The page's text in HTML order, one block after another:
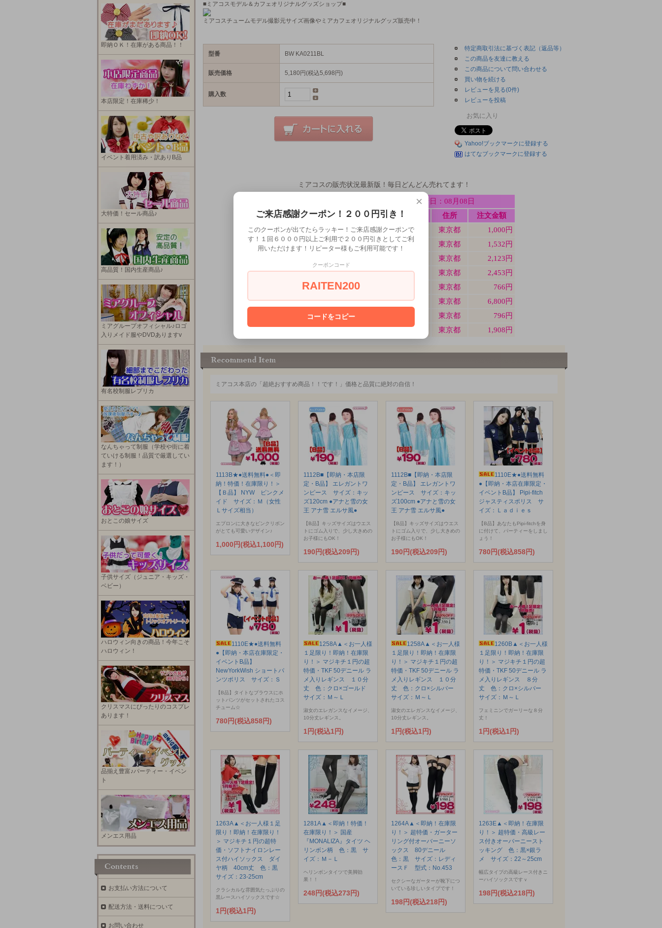
■ミアコスモデル＆カフェオリジナルグッズショップ■
ミアコスチュームモデル撮影元サイズ画像やミアカフェオリジナルグッズ販売中！
型番 BW KA0211BL
販売価格 5,180円(税込5,698円)
購入数
特定商取引法に基づく表記（返品等）
この商品を友達に教える
この商品について問い合わせる
買い物を続ける
レビューを見る(0件)
レビューを投稿
お気に入り
Yahoo!ブックマークに登録する
はてなブックマークに登録する
ミアコスの販売状況最新版！毎日どんどん売れてます！
ミアコス本店の「超絶おすすめ商品！！です！」価格と品質に絶対の自信！
1113B★●送料無料●＜即
納！特価！在庫限り！＞
【Ｂ品】 NYW ピンクメ
イド サイズ：Ｍ（女性
Ｌサイズ相当）
エプロンに大きなピンクリボン
がとても可愛いデザイン♪
1,000円(税込1,100円)
1112B■【即納・本店限
定・B品】 エレガントワ
ンピース サイズ：キッ
ズ120cm ●アナと雪の女
王 アナ雪 エルサ風●
【B品】キッズサイズはウエス
トにゴム入りで、少し大きめの
お子様にもOK！
190円(税込209円)
1112B■【即納・本店限
定・B品】 エレガントワ
ンピース サイズ：キッ
ズ100cm ●アナと雪の女
王 アナ雪 エルサ風●
【B品】キッズサイズはウエス
トにゴム入りで、少し大きめの
お子様にもOK！
190円(税込209円)
1110E★●送料無料
●【即納・本店在庫限定・
イベントB品】 Pipi-fitch
ジャスティスポリス サ
イズ：Ｌａｄｉｅｓ
【B品】あなたもPipi-fitchを身
に付けて、パーティーをしまし
ょう！
780円(税込858円)
1110E★●送料無料
●【即納・本店在庫限定・
イベントB品】
NewYorkWish ショートパ
ンツポリス サイズ：Ｓ
【B品】タイトなブラウスにホ
ットパンツがセットされたコス
チューム☆
780円(税込858円)
1258A▲＜お一人様
１足限り！即納！在庫限
り！＞ マジキチ１円の超
特価・TKF 50デニール ラ
メ入りレギンス １０分
丈 色：クロ×ゴールド
サイズ：Ｍ～Ｌ
淑女のエレガンスなイメージ、
10分丈レギンス。
1円(税込1円)
1258A▲＜お一人様
１足限り！即納！在庫限
り！＞ マジキチ１円の超
特価・TKF 50デニール ラ
メ入りレギンス １０分
丈 色：クロ×シルバー
サイズ：Ｍ～Ｌ
淑女のエレガンスなイメージ、
10分丈レギンス。
1円(税込1円)
1260B▲＜お一人様
１足限り！即納！在庫限
り！＞ マジキチ１円の超
特価・TKF 50デニール ラ
メ入りレギンス ８分
丈 色：クロ×シルバー
サイズ：Ｍ～Ｌ
フェミニンでガーリーな８分
丈！
1円(税込1円)
1263A▲＜お一人様１足
限り！即納！在庫限り！
＞ マジキチ１円の超特
価・ソフトナイロンレー
ス付ハイソックス ダイ
ヤ柄 40cm丈 色：黒
サイズ：23-25cm
クラシカルな雰囲気たっぷりの
黒レースハイソックスです☆
1円(税込1円)
1281A▲＜即納！特価！
在庫限り！＞ 国産
『MONALIZA』タイツ ヘ
リンボン柄 色：黒 サ
イズ：Ｍ－Ｌ
ヘリンボンタイツで美脚効
果！！
248円(税込273円)
1264A▲＜即納！在庫限
り！＞ 超特価・ガーター
リング付オーバーニーソ
ックス 80デニール
色：黒 サイズ：レディ
ースＦ 型式：No.453
セクシーなガーターが靴下につ
いている珍しいタイプです！
198円(税込218円)
1263E▲＜即納！在庫限
り！＞ 超特価・高級レー
ス付きオーバーニースト
ッキング 色：黒×銀ラ
メ サイズ：22～25cm
幅広タイプの高級レース付きニ
ーハイソックスですｖ
198円(税込218円)
即納ＯＫ！在庫がある商品！！
本店限定！在庫稀少！
イベント着用済み・訳ありB品
大特価！セール商品♪
高品質！国内生産商品♪
ミアグループオフィシャル♪ロゴ
入りメイド服やDVDありますv
有名校制服レプリカ
なんちゃって制服（学校や街に着
ていける制服！品質で厳選してい
ます！）
おとこの娘サイズ
子供サイズ（ジュニア・キッズ・
ベビー）
ハロウィン向きの商品！今年こそ
ハロウィン！
クリスマスにぴったりのコスプレ
あります！
品揃え豊富♪パーティー・イベン
ト
メンエス用品
お支払い方法について
配送方法・送料について
お問い合わせ
×
ご来店感謝クーポン！２００円引き！
このクーポンが出てたらラッキー！ご来店感謝クーポンで
す！１回６０００円以上ご利用で２００円引きとしてご利
用いただけます！リピーター様もご利用可能です！
クーポンコード
RAITEN200
コードをコピー